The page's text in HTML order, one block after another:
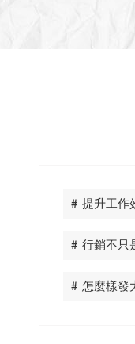
# 提升工作
# 行銷不只
# 怎麼樣發